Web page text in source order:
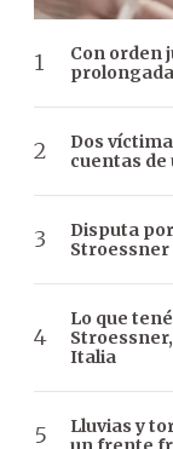
Con orden
Dos
cuentas de
Disputa
Lo que
Italia
Lluvias y